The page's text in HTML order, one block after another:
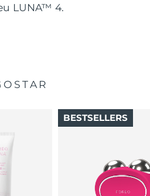
LUNA™ 4.
BESTSELLERS